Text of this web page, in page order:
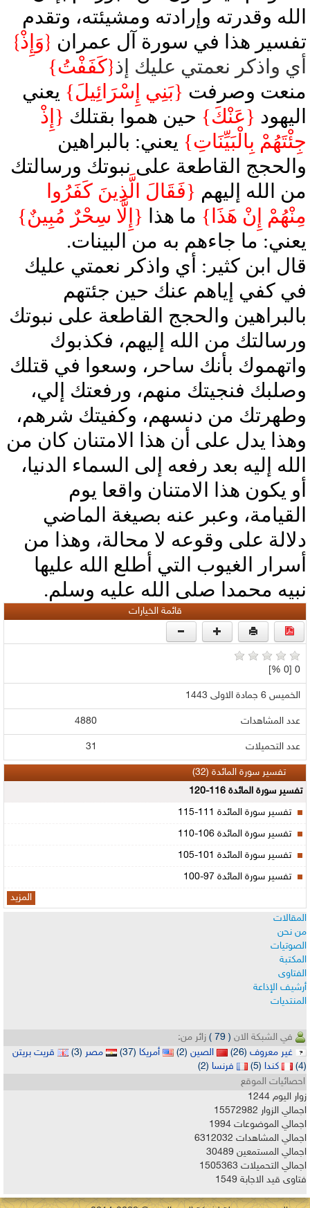
الله وقدرته وإرادته ومشيئته، وتقدم
تفسير هذا في سورة آل عمران {وَإِذْ}
أي واذكر نعمتي عليك إذ{كَفَفْتُ}
منعت وصرفت {بَنِي إِسْرَائِيلَ} يعني
اليهود {عَنْكَ} حين هموا بقتلك {إِذْ
جِئْتَهُمْ بِالْبَيِّنَاتِ} يعني: بالبراهين
والحجج القاطعة على نبوتك ورسالتك
من الله إليهم {فَقَالَ الَّذِينَ كَفَرُوا
مِنْهُمْ إِنْ هَذَا} ما هذا {إِلَّا سِحْرٌ مُبِينٌ}
يعني: ما جاءهم به من البينات.
قال ابن كثير: أي واذكر نعمتي عليك
في كفي إياهم عنك حين جئتهم
بالبراهين والحجج القاطعة على نبوتك
ورسالتك من الله إليهم، فكذبوك
واتهموك بأنك ساحر، وسعوا في قتلك
وصلبك فنجيتك منهم، ورفعتك إلي،
وطهرتك من دنسهم، وكفيتك شرهم،
وهذا يدل على أن هذا الامتنان كان من
الله إليه بعد رفعه إلى السماء الدنيا،
أو يكون هذا الامتنان واقعا يوم
القيامة، وعبر عنه بصيغة الماضي
دلالة على وقوعه لا محالة، وهذا من
أسرار الغيوب التي أطلع الله عليها
نبيه محمدا صلى الله عليه وسلم.
قائمة الخيارات
0 [0 %]
الخميس 6 جمادة الاولى 1443
عدد المشاهدات 4880
عدد التحميلات 31
تفسير سورة المائدة (32)
تفسير سورة المائدة 116-120
تفسير سورة المائدة 111-115
تفسير سورة المائدة 106-110
تفسير سورة المائدة 101-105
تفسير سورة المائدة 97-100
المزيد
المقالات
من نحن
الصوتيات
المكتبة
الفتاوى
أرشيف الإذاعة
المنتديات
في الشبكة الان ( 79 )
زائر من:
غير معروف (26) الصين (2) أمريكا (37) مصر (3)
قريت بريتن
(4)
كندا (5) فرنسا (2)
احصائيات الموقع
زوار اليوم 1244
اجمالي الزوار 15572982
اجمالي الموضوعات 1994
اجمالي المشاهدات 6312032
اجمالي المستمعين 30489
اجمالي التحميلات 1505363
فتاوى قيد الاجابة 1549